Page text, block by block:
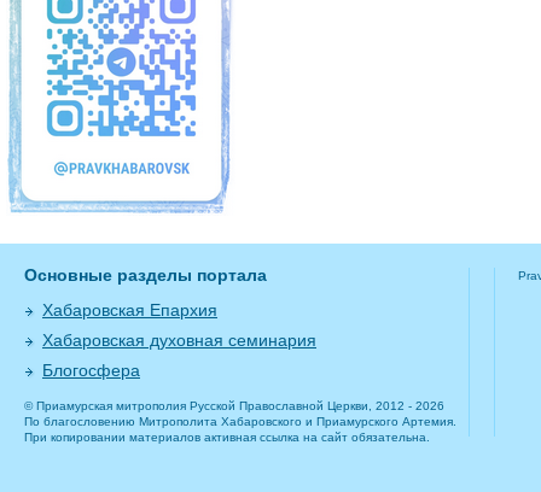
Основные разделы портала
Хабаровская Епархия
Хабаровская духовная семинария
Блогосфера
© Приамурская митрополия Русской Православной Церкви, 2012 - 2026
По благословению Митрополита Хабаровского и Приамурского Артемия.
При копировании материалов активная ссылка на сайт обязательна.